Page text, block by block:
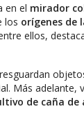
en el mirador
los orígenes de
ellos,
Más adelante,
de caña de